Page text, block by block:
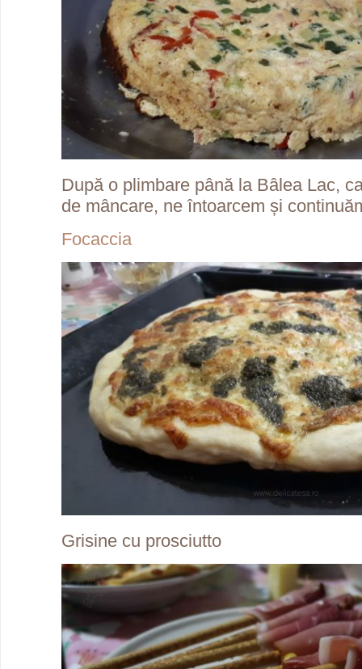
După o plimbare până la Bâlea Lac,
de mâncare, ne întoarcem și
Focaccia
Grisine cu prosciutto